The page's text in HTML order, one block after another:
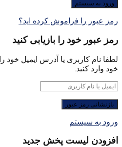
رمز عبور را فراموش کرده اید؟
رمز عبور خود را بازیابی کنید
لطفا نام کاربری یا آدرس ایمیل خود
خود وارد کنید.
ورود به سیستم
افزودن لیست پخش جدید